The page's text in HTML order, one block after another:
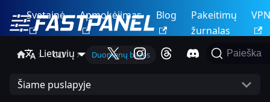
Svetainė Apmokėjimas Blog
Pakeitimų
žurnalas
VPN
Lietuvių Paieška
CLI Duomenų bazės
Šiame puslapyje